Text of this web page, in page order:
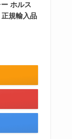
ホルス
規輸入品